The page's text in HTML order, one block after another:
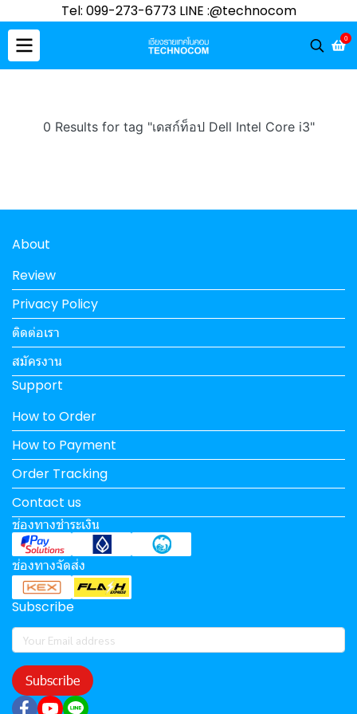
Tel: 099-273-6773 LINE :@technocom
0
0 Results for tag "เดสก์ท็อป Dell Intel Core i3"
About
Review
Privacy Policy
ติดต่อเรา
สมัครงาน
Support
How to Order
How to Payment
Order Tracking
Contact us
ช่องทางชำระเงิน
ช่องทางจัดส่ง
Subscribe
Subscribe